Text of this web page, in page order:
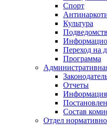
Спорт
Культура
Переход на
Программа
Отчеты
Информация
Состав
Отдел